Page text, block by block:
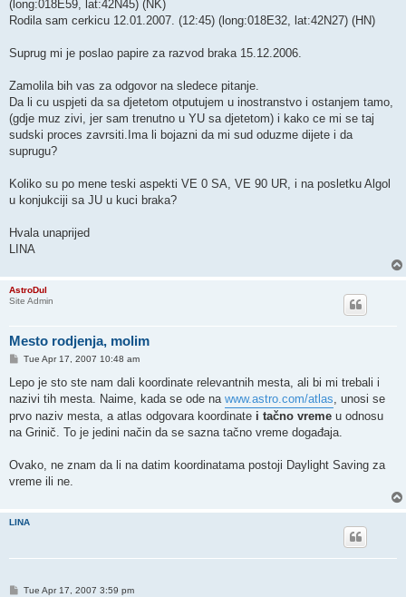
(long:018E59, lat:42N45) (NK)
Rodila sam cerkicu 12.01.2007. (12:45) (long:018E32, lat:42N27) (HN)
Suprug mi je poslao papire za razvod braka 15.12.2006.
Zamolila bih vas za odgovor na sledece pitanje.
Da li cu uspjeti da sa djetetom otputujem u inostranstvo i ostanjem tamo,
(gdje muz zivi, jer sam trenutno u YU sa djetetom) i kako ce mi se taj
sudski proces zavrsiti.Ima li bojazni da mi sud oduzme dijete i da
suprugu?
Koliko su po mene teski aspekti VE 0 SA, VE 90 UR, i na posletku Algol
u konjukciji sa JU u kuci braka?
Hvala unaprijed
LINA
AstroDul
Site Admin
Mesto rodjenja, molim
P
s
t
Tue Apr 17, 2007 10:48 am
Lepo je sto ste nam dali koordinate relevantnih mesta, ali bi mi trebali i
nazivi tih mesta. Naime, kada se ode na www.astro.com/atlas , unosi se
prvo naziv mesta, a atlas odgovara koordinate i tačno vreme u odnosu
na Grinič. To je jedini način da se sazna tačno vreme događaja.
Ovako, ne znam da li na datim koordinatama postoji Daylight Saving za
vreme ili ne.
LINA
PTue Apr 17, 2007 3:59 pm